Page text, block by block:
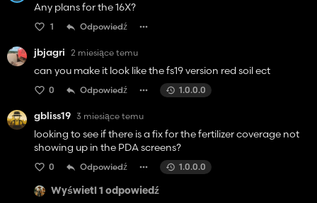
Any plans for the 16X?
1 Odpowiedź
jbjagri 2 miesiące temu
can you make it look like the fs19 version red soil ect
0 Odpowiedź 1.0.0.0
gbliss19 3 miesiące temu
looking to see if there is a fix for the fertilizer coverage not
showing up in the PDA screens?
0 Odpowiedź 1.0.0.0
Wyświetl 1 odpowiedź